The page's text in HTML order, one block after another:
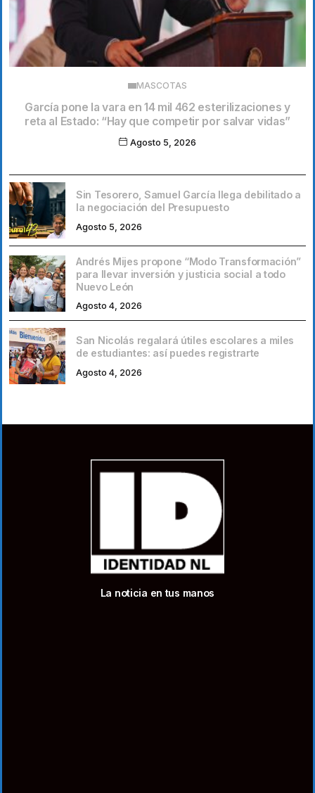
MASCOTAS
García pone la vara en 14 mil 462 esterilizaciones y
reta al Estado: “Hay que competir por salvar vidas”
Agosto 5, 2026
Sin Tesorero, Samuel García llega debilitado a
la negociación del Presupuesto
Agosto 5, 2026
Andrés Mijes propone “Modo Transformación”
para llevar inversión y justicia social a todo
Nuevo León
Agosto 4, 2026
San Nicolás regalará útiles escolares a miles
de estudiantes: así puedes registrarte
Agosto 4, 2026
La noticia en tus manos